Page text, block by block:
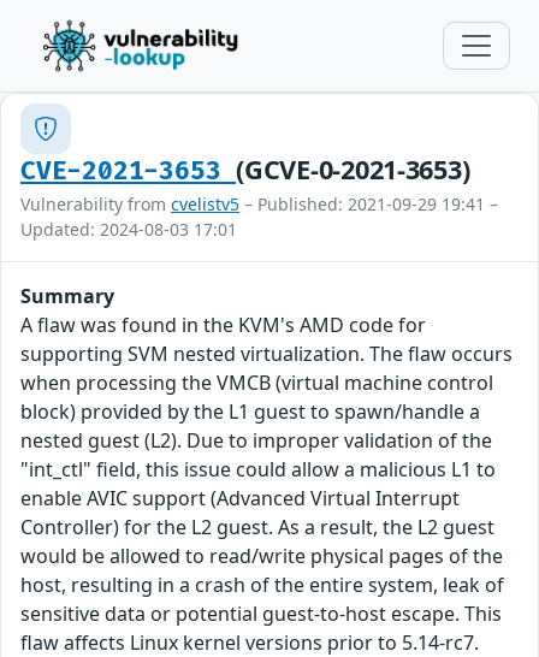
CVE-2021-3653(GCVE-0-2021-3653)
Vulnerability from cvelistv5 – Published: 2021-09-29 19:41 –
Updated: 2024-08-03 17:01
Summary
A flaw was found in the KVM's AMD code for
supporting SVM nested virtualization. The flaw occurs
when processing the VMCB (virtual machine control
block) provided by the L1 guest to spawn/handle a
nested guest (L2). Due to improper validation of the
"int_ctl" field, this issue could allow a malicious L1 to
enable AVIC support (Advanced Virtual Interrupt
Controller) for the L2 guest. As a result, the L2 guest
would be allowed to read/write physical pages of the
host, resulting in a crash of the entire system, leak of
sensitive data or potential guest-to-host escape. This
flaw affects Linux kernel versions prior to 5.14-rc7.